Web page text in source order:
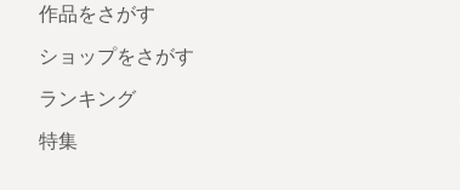
作品をさがす
ショップをさがす
ランキング
特集